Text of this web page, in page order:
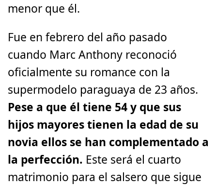
menor que él.
Fue en febrero del año pasado
cuando Marc Anthony reconoció
oficialmente su romance con la
supermodelo paraguaya de 23 años.
Pese a que él tiene 54 y que sus
hijos mayores tienen la edad de su
novia ellos se han complementado a
la perfección. Este será el cuarto
matrimonio para el salsero que sigue